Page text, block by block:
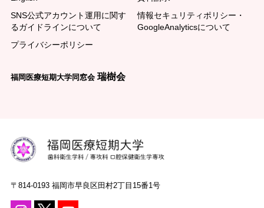
SNS公式アカウント運用に関す
るガイドラインについて
情報セキュリティポリシー・
GoogleAnalyticsについて
プライバシーポリシー
福岡医療短期大学同窓会瑞樹会
〒814-0193 福岡市早良区田村2丁目15番1号